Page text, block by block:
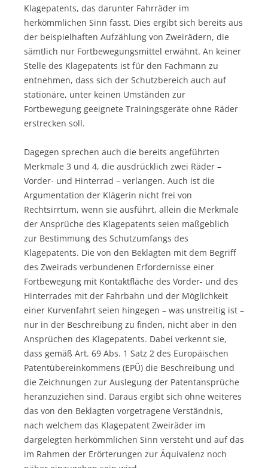
Klagepatents, das darunter Fahrräder im
herkömmlichen Sinn fasst. Dies ergibt sich bereits aus
der beispielhaften Aufzählung von Zweirädern, die
sämtlich nur Fortbewegungsmittel erwähnt. An keiner
Stelle des Klagepatents ist für den Fachmann zu
entnehmen, dass sich der Schutzbereich auch auf
stationäre, unter keinen Umständen zur
Fortbewegung geeignete Trainingsgeräte ohne Räder
erstrecken soll.
Dagegen sprechen auch die bereits angeführten
Merkmale 3 und 4, die ausdrücklich zwei Räder –
Vorder- und Hinterrad – verlangen. Auch ist die
Argumentation der Klägerin nicht frei von
Rechtsirrtum, wenn sie ausführt, allein die Merkmale
der Ansprüche des Klagepatents seien maßgeblich
zur Bestimmung des Schutzumfangs des
Klagepatents. Die von den Beklagten mit dem Begriff
des Zweirads verbundenen Erfordernisse einer
Fortbewegung mit Kontaktfläche des Vorder- und des
Hinterrades mit der Fahrbahn und der Möglichkeit
einer Kurvenfahrt seien hingegen – was unstreitig ist –
nur in der Beschreibung zu finden, nicht aber in den
Ansprüchen des Klagepatents. Dabei verkennt sie,
dass gemäß Art. 69 Abs. 1 Satz 2 des Europäischen
Patentübereinkommens (EPÜ) die Beschreibung und
die Zeichnungen zur Auslegung der Patentansprüche
heranzuziehen sind. Daraus ergibt sich ohne weiteres
das von den Beklagten vorgetragene Verständnis,
nach welchem das Klagepatent Zweiräder im
dargelegten herkömmlichen Sinn versteht und auf das
im Rahmen der Erörterungen zur Äquivalenz noch